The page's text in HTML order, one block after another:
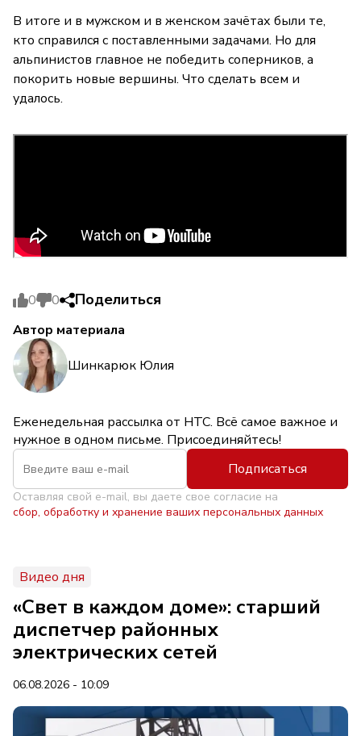
В итоге и в мужском и в женском зачётах были те,
кто справился с поставленными задачами. Но для
альпинистов главное не победить соперников, а
покорить новые вершины. Что сделать всем и
удалось.
0 0 Поделиться
Автор материала
Шинкарюк Юлия
Еженедельная рассылка от НТС. Всё самое важное и
нужное в одном письме. Присоединяйтесь!
Подписаться
Оставляя свой e-mail, вы даете свое согласие на
сбор, обработку и хранение ваших персональных данных
Видео дня
«Свет в каждом доме»: старший
диспетчер районных
электрических сетей
06.08.2026 - 10:09